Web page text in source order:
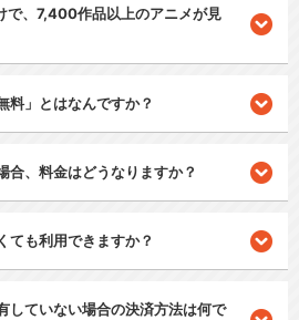
、7,400作品以上のアニメが見
料」とはなんですか？
合、料金はどうなりますか？
ても利用できますか？
していない場合の決済方法は何で